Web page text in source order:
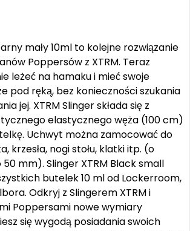
mały 10ml to kolejne rozwiązanie
Poppersów z XTRM. Teraz
leżeć na hamaku i mieć swoje
pod ręką, bez konieczności szukania
jej. XTRM Slinger składa się z
elastycznego węża (100 cm)
Uchwyt można zamocować do
krzesła, nogi stołu, klatki itp. (o
mm). Slinger XTRM Black small
butelek 10 ml od Lockerroom,
Odkryj z Slingerem XTRM i
Poppersami nowe wymiary
się wygodą posiadania swoich